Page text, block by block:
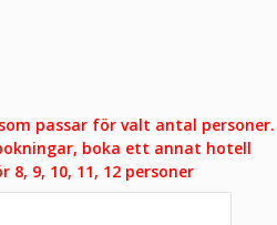
passar för valt antal personer.
boka ett annat hotell
9, 10, 11, 12 personer